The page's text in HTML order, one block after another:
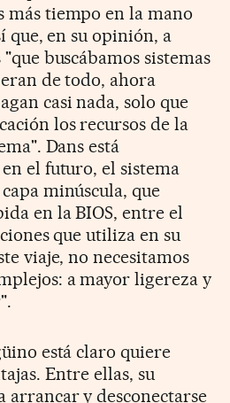
más tiempo en la mano
que, en su opinión, a
buscábamos sistemas
de todo, ahora
casi nada, solo que
los recursos de la
Dans está
el futuro, el sistema
minúscula, que
en la BIOS, entre el
que utiliza en su
viaje, no necesitamos
a mayor ligereza y
está claro quiere
Entre ellas, su
y desconectarse